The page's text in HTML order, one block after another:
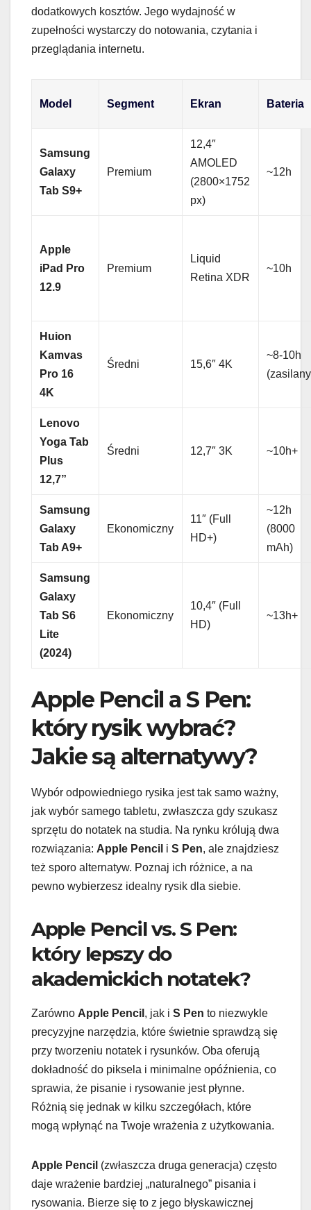
dodatkowych kosztów. Jego wydajność w
zupełności wystarczy do notowania, czytania i
przeglądania internetu.
Model Segment Ekran Bateria
Samsung
Galaxy
Tab S9+
Premium
12,4″
AMOLED
(2800×1752
px)
~12h
Apple
iPad Pro
12.9
Premium
Liquid
Retina XDR
~10h
Huion
Kamvas
Pro 16
4K
Średni 15,6″ 4K
~8-10h
Lenovo
Yoga Tab
Plus
12,7”
Średni 12,7″ 3K ~10h+
Samsung
Galaxy
Tab A9+
Ekonomiczny
11″ (Full
HD+)
~12h
(8000
mAh)
Samsung
Galaxy
Tab S6
Lite
(2024)
Ekonomiczny
10,4″ (Full
HD)
~13h+
Apple Pencil a S Pen:
który rysik wybrać?
Jakie są alternatywy?
Wybór odpowiedniego rysika jest tak samo ważny,
jak wybór samego tabletu, zwłaszcza gdy szukasz
sprzętu do notatek na studia. Na rynku królują dwa
rozwiązania: Apple Pencil i S Pen, ale znajdziesz
też sporo alternatyw. Poznaj ich różnice, a na
pewno wybierzesz idealny rysik dla siebie.
Apple Pencil vs. S Pen:
który lepszy do
akademickich notatek?
Zarówno Apple Pencil , jak i S Pen to niezwykle
precyzyjne narzędzia, które świetnie sprawdzą się
przy tworzeniu notatek i rysunków. Oba oferują
dokładność do piksela i minimalne opóźnienia, co
sprawia, że pisanie i rysowanie jest płynne.
Różnią się jednak w kilku szczegółach, które
mogą wpłynąć na Twoje wrażenia z użytkowania.
Apple Pencil (zwłaszcza druga generacja) często
daje wrażenie bardziej „naturalnego” pisania i
rysowania. Bierze się to z jego błyskawicznej